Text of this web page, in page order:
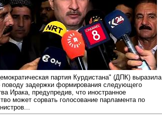
партия Курдистана" (ДПК) выразила
поводу задержки формирования следующего
Ирака, предупредив, что иностранное
может сорвать голосование парламента по